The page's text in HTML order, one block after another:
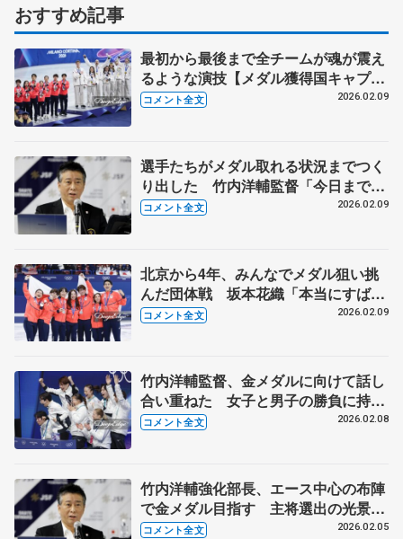
おすすめ記事
最初から最後まで全チームが魂が震え
るような演技【メダル獲得国キャプテ
ン会見全文】
コメント全文 2026.02.09
選手たちがメダル取れる状況までつく
り出した 竹内洋輔監督「今日までの
全ての演技が誇らしい」 【ミラノ五
コメント全文 2026.02.09
北京から4年、みんなでメダル狙い挑
んだ団体戦 坂本花織「本当にすばら
しい選手ばっか」【ミラノ五輪団体戦
コメント全文 2026.02.09
竹内洋輔監督、金メダルに向けて話し
合い重ねた 女子と男子の勝負に持ち
込む【団体フリー起用メンバー発表
コメント全文 2026.02.08
竹内洋輔強化部長、エース中心の布陣
で金メダル目指す 主将選出の光景は
配信で…【ミラノ五輪団体メンバー発
コメント全文 2026.02.05